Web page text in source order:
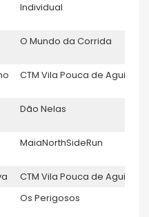
Individual
O Mundo da Corrida
CTM Vila Pouca de Aguiar
Dão Nelas
MaiaNorthSideRun
CTM Vila Pouca de Aguiar
Os Perigosos